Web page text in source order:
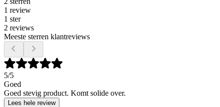
1 review
1 ster
2 reviews
Meeste sterren klantreviews
5/5
Goed
Goed stevig product. Komt solide over.
Lees hele review